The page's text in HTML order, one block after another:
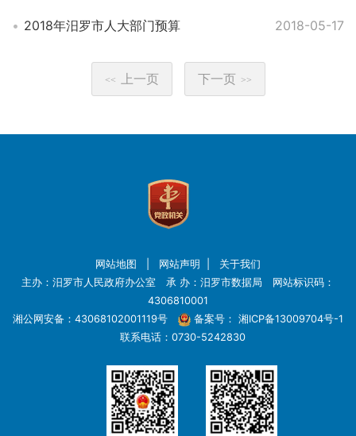
2018年汨罗市人大部门预算 2018-05-17
<< 上一页 下一页 >>
网站地图 网站声明
关于我们
主办：汨罗市人民政府办公室 承 办：汨罗市数据局 网站标识码：
4306810001
湘公网安备：43068102001119号
备案号： 湘ICP备13009704号-1
联系电话：0730-5242830